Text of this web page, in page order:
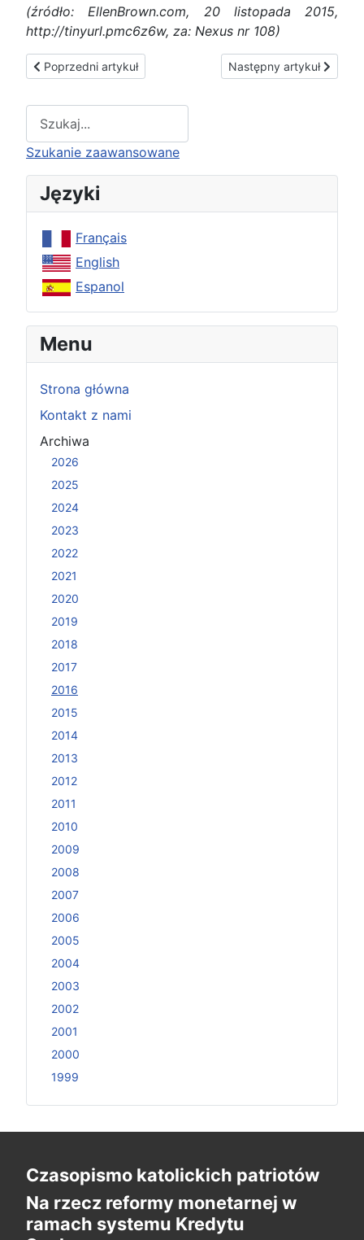
(źródło: EllenBrown.com, 20 listopada 2015,
http://tinyurl.pmc6z6w, za: Nexus nr 108)
Poprzedni artykuł: Gilbert Keith Chesterton
Poprzedni artykuł Następny artykuł:
Następny artykuł
Type 2 or more characters for results.
Szukanie zaawansowane
Języki
Français
English
Espanol
Menu
Strona główna
Kontakt z nami
Archiwa
2026
2025
2024
2023
2022
2021
2020
2019
2018
2017
2016
2015
2014
2013
2012
2011
2010
2009
2008
2007
2006
2005
2004
2003
2002
2001
2000
1999
Czasopismo katolickich patriotów
Na rzecz reformy monetarnej w
ramach systemu Kredytu